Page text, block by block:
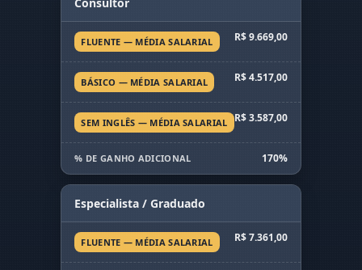
FLUENTE — MÉDIA SALARIAL R$ 9.669,00
BÁSICO — MÉDIA SALARIAL R$ 4.517,00
SEM INGLÊS — MÉDIA SALARIAL R$ 3.587,00
% DE GANHO ADICIONAL 170%
Especialista / Graduado
FLUENTE — MÉDIA SALARIAL R$ 7.361,00